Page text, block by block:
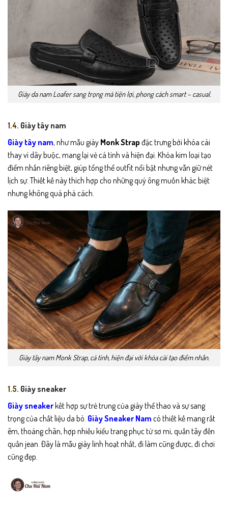
Giày da nam Loafer sang trọng mà tiện lợi, phong cách smart – casual.
1.4. Giày tây nam
Giày tây nam, như mẫu giày Monk Strap đặc trưng bởi khóa cài
thay vì dây buộc, mang lại vẻ cá tính và hiện đại. Khóa kim loại tạo
điểm nhấn riêng biệt, giúp tổng thể outfit nổi bật nhưng vẫn giữ nét
lịch sự. Thiết kế này thích hợp cho những quý ông muốn khác biệt
nhưng không quá phá cách.
Giày tây nam Monk Strap, cá tính, hiện đại với khóa cài tạo điểm nhấn.
1.5. Giày sneaker
Giày sneaker kết hợp sự trẻ trung của giày thể thao và sự sang
trọng của chất liệu da bò. Giày Sneaker Nam có thiết kế mang rất
êm, thoáng chân, hợp nhiều kiểu trang phục từ sơ mi, quần tây đến
quần jean. Đây là mẫu giày linh hoạt nhất, đi làm cũng được, đi chơi
cũng đẹp.